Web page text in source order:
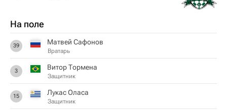
На поле
39 Матвей Сафонов
Вратарь
3 Витор Тормена
Защитник
15 Лукас Оласа
Защитник